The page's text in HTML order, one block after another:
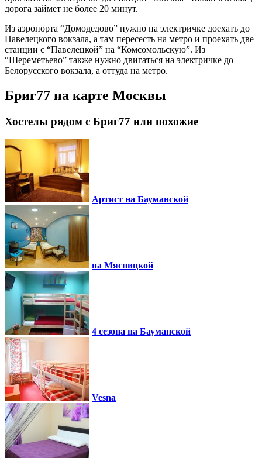
дорога займет не более 20 минут.
Из аэропорта “Домодедово” нужно на электричке доехать до
Павелецкого вокзала, а там пересесть на метро и проехать две
станции с “Павелецкой” на “Комсомольскую”. Из
“Шереметьево” также нужно двигаться на электричке до
Белорусского вокзала, а оттуда на метро.
Бриг77 на карте Москвы
Хостелы рядом с Бриг77 или похожие
Артист на Бауманской
на Мясницкой
4 сезона на Бауманской
Vesna